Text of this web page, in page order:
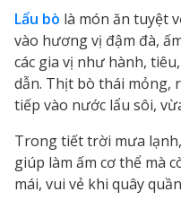
Lẩu bò là món ăn tuyệt
vào hương vị đậm đà,
các gia vị như hành,
dẫn. Thịt bò thái mỏng,
tiếp vào nước lẩu sôi,
Trong tiết trời mưa
giúp làm ấm cơ thể mà
mái, vui vẻ khi quây